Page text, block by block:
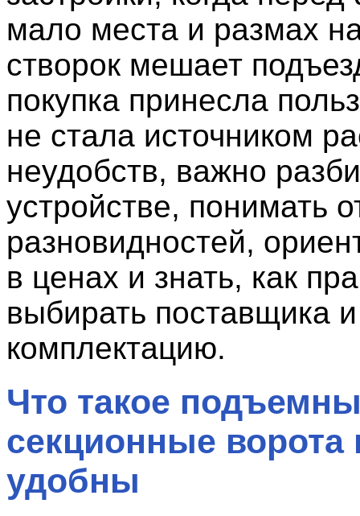
мало места и размах
створок мешает
покупка принесла
не стала источником
неудобств, важно
устройстве, понимать
разновидностей,
в ценах и знать, как
выбирать поставщика и
комплектацию.
Что такое
секционные ворота
удобны